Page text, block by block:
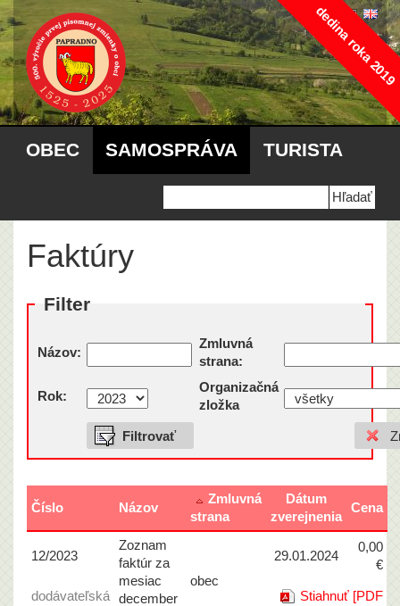
OBEC SAMOSPRÁVA TURISTA
Faktúry
Filter
Názov:
Zmluvná
strana:
Rok:
Organizačná
zložka
Číslo Názov
Zmluvná
strana
Dátum
zverejnenia
Cena
12/2023
Zoznam
faktúr za
mesiac
december
obec
29.01.2024
0,00
€
dodávateľská
Stiahnuť [PDF
dedina roka 2019